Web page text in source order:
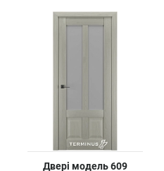
Двері модель 609